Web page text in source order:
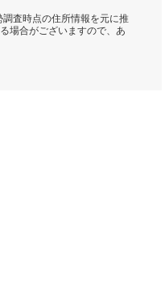
査時点の住所情報を元に推
場合がございますので、あ